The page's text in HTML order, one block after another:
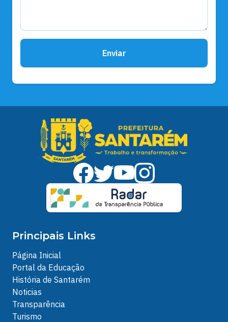
Enviar
Principais Links
Página Inicial
Portal da Educação
História de Santarém
Noticias
Transparência
Turismo